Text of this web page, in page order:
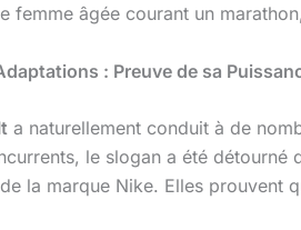
femme âgée courant un
: Preuve de sa
a naturellement conduit à de
le slogan a été
la marque Nike. Elles prouvent